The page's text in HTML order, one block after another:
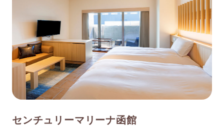
センチュリーマリーナ函館